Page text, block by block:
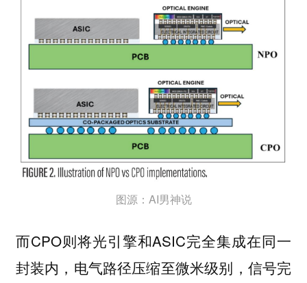
图源：AI男神说
而CPO则将光引擎和ASIC完全集成在同一
封装内，电气路径压缩至微米级别，信号完